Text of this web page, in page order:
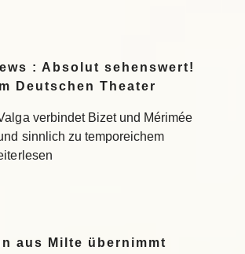
: Absolut sehenswert!
Deutschen Theater
verbindet Bizet und Mérimée
sinnlich zu temporeichem
aus Milte übernimmt